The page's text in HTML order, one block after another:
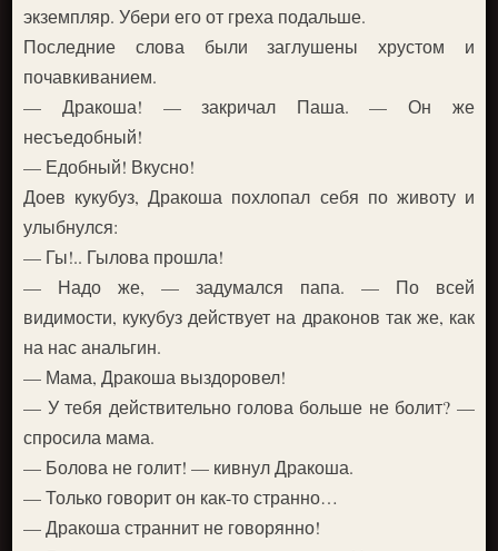
экземпляр. Убери его от греха подальше.
Последние слова были заглушены хрустом и
почавкиванием.
— Дракоша! — закричал Паша. — Он же
несъедобный!
— Едобный! Вкусно!
Доев кукубуз, Дракоша похлопал себя по животу и
улыбнулся:
— Гы!.. Гылова прошла!
— Надо же, — задумался папа. — По всей
видимости, кукубуз действует на драконов так же, как
на нас анальгин.
— Мама, Дракоша выздоровел!
— У тебя действительно голова больше не болит? —
спросила мама.
— Болова не голит! — кивнул Дракоша.
— Только говорит он как-то странно…
— Дракоша страннит не говорянно!